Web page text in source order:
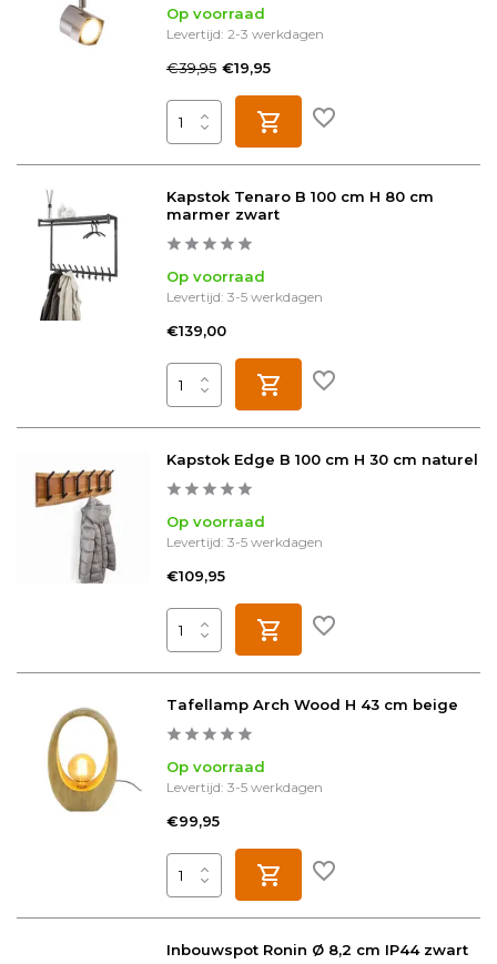
Op voorraad
Levertijd: 2-3 werkdagen
€39,95 €19,95
Kapstok Tenaro B 100 cm H 80 cm
marmer zwart
Op voorraad
Levertijd: 3-5 werkdagen
€139,00
Kapstok Edge B 100 cm H 30 cm naturel
Op voorraad
Levertijd: 3-5 werkdagen
€109,95
Tafellamp Arch Wood H 43 cm beige
Op voorraad
Levertijd: 3-5 werkdagen
€99,95
Inbouwspot Ronin Ø 8,2 cm IP44 zwart